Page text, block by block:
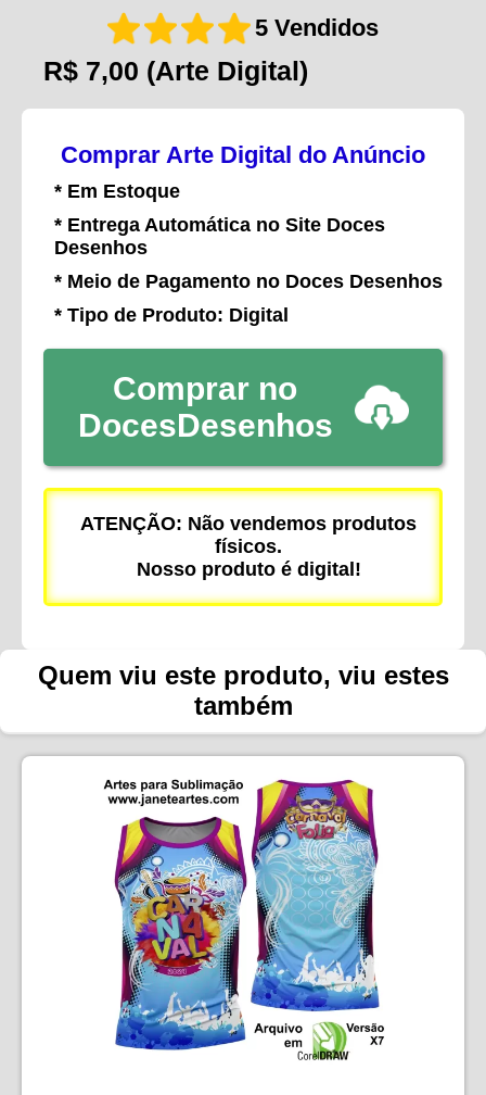
5 Vendidos
R$ 7,00 (Arte Digital)
Comprar Arte Digital do Anúncio
* Em Estoque
* Entrega Automática no Site Doces
Desenhos
* Meio de Pagamento no Doces Desenhos
* Tipo de Produto: Digital
Comprar no
DocesDesenhos
ATENÇÃO: Não vendemos produtos
físicos.
Nosso produto é digital!
Quem viu este produto, viu estes
também